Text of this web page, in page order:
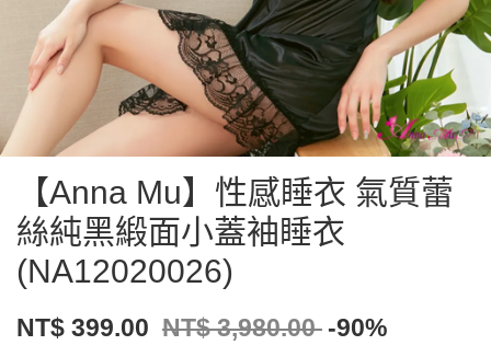
【Anna Mu】性感睡衣 氣質蕾
絲純黑緞面小蓋袖睡衣
(NA12020026)
NT$ 399.00 NT$ 3,980.00 -90%